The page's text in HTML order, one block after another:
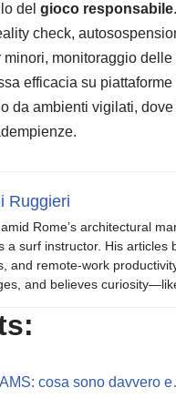
del gioco responsabile
check,
monitoraggio
efficacia su
da ambienti vigilati, dove
Ruggieri
Rome’s architectural
a surf instructor. His
and remote-work
and believes
cosa sono davvero